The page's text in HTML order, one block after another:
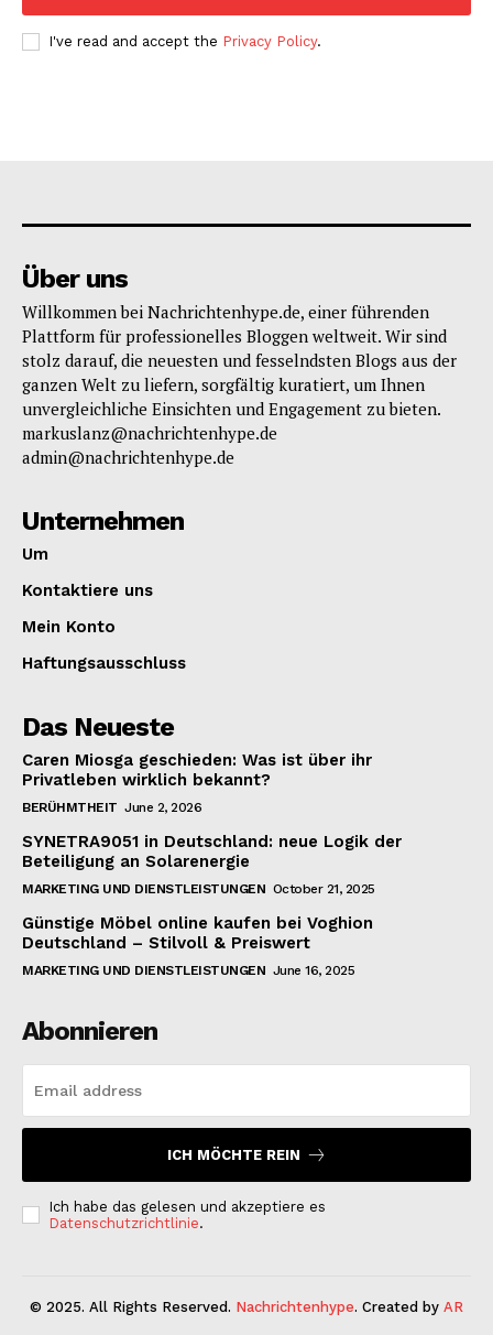
I've read and accept the Privacy Policy.
Über uns
Willkommen bei Nachrichtenhype.de, einer führenden
Plattform für professionelles Bloggen weltweit. Wir sind
stolz darauf, die neuesten und fesselndsten Blogs aus der
ganzen Welt zu liefern, sorgfältig kuratiert, um Ihnen
unvergleichliche Einsichten und Engagement zu bieten.
markuslanz@nachrichtenhype.de
admin@nachrichtenhype.de
Unternehmen
Um
Kontaktiere uns
Mein Konto
Haftungsausschluss
Das Neueste
Caren Miosga geschieden: Was ist über ihr
Privatleben wirklich bekannt?
BERÜHMTHEIT June 2, 2026
SYNETRA9051 in Deutschland: neue Logik der
Beteiligung an Solarenergie
MARKETING UND DIENSTLEISTUNGEN October 21, 2025
Günstige Möbel online kaufen bei Voghion
Deutschland – Stilvoll & Preiswert
MARKETING UND DIENSTLEISTUNGEN June 16, 2025
Abonnieren
ICH MÖCHTE REIN
Ich habe das gelesen und akzeptiere es
Datenschutzrichtlinie.
© 2025. All Rights Reserved. Nachrichtenhype. Created by AR